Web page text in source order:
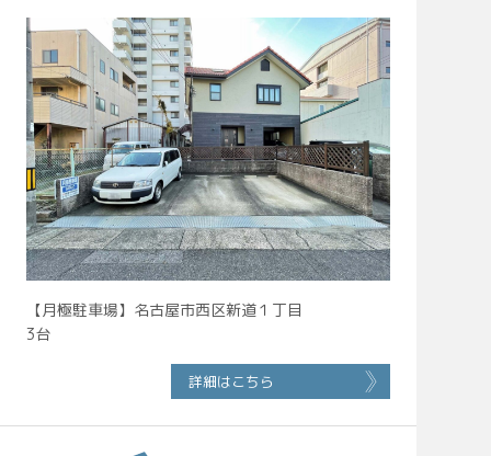
【月極駐車場】名古屋市西区新道１丁目
3台
詳細はこちら